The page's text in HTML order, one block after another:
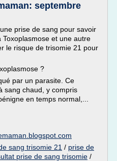
septembre
prise de sang pour savoir
et une autre
le risque de trisomie 21 pour
?
par un parasite. Ce
sang chaud, y compris
en temps normal,...
sang trisomie 21 / prise de
prise de sang trisomie /